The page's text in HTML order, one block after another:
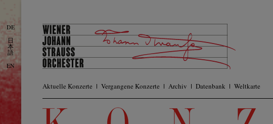
DE
日
本
語
EN
Aktuelle Konzerte Vergangene Konzerte Archiv Datenbank Weltkarte